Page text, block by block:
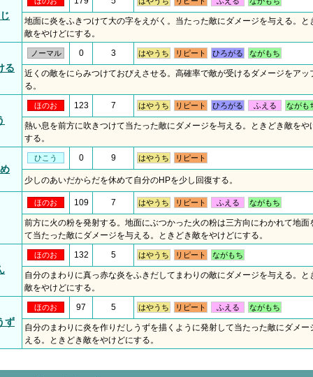
地面に炎をふきつけて大の字をえがく。当たった敵にダメージを与える。と
敵をやけどにする。
る
ノーマル 0 3 はやうち リピート ひろがる ながもち
近くの敵をにらみつけておびえさせる。高確率で敵が受けるダメージをアッ
る。
ほのお 123 7 はやうち リピート ひろがる ふえる ながも
熱い息を前方に吹きつけて当たった敵にダメージを与える。ときどき敵をや
する。
ひこう 0 9 はやうち リピート
少しのあいだからだを休めて自分のHPを少し回復する。
ほのお 109 7 はやうち リピート ふえる ながもち
前方に火の粉を発射する。地面にぶつかった火の粉は三方向にわかれて地面
て当たった敵にダメージを与える。ときどき敵をやけどにする。
ほのお 132 5 はやうち リピート ながもち
自分のまわりに真っ赤な炎をふきだしてまわりの敵にダメージを与える。と
敵をやけどにする。
ず
ほのお 97 5 はやうち リピート ふえる ながもち
自分のまわりに炎を作りだしうずを描くように発射して当たった敵にダメー
える。ときどき敵をやけどにする。